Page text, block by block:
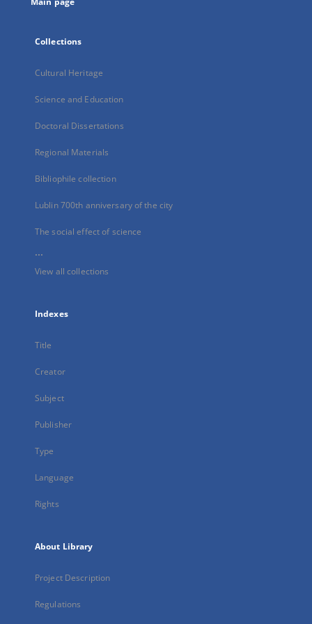
Collections
Cultural Heritage
Science and Education
Doctoral Dissertations
Regional Materials
Bibliophile collection
Lublin 700th anniversary of the city
The social effect of science
...
View all collections
Indexes
Title
Creator
Subject
Publisher
Type
Language
Rights
About Library
Project Description
Regulations